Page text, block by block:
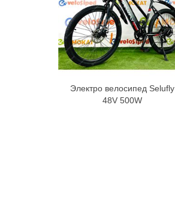
В корзину
Электро велосипед Selufly
48V 500W